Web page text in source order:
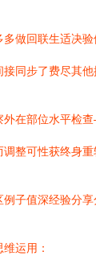
做回联生适决
同步了费尽其他
在部位水平检
整可性获终身
子值深经验分
运用：